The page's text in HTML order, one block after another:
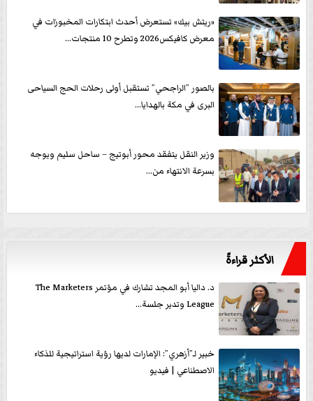
«ريتش بيك» تستعرض أحدث ابتكارات المخبوزات في
معرض كافيكس2026 وتطرح 10 منتجات...
بالصور ”الراجحي” تستقبل أولى رحلات الحج السياحى
البرى في مكة بالهدايا...
وزير النقل يتفقد محور أبوتيج – ساحل سليم ويوجه
بسرعة الانتهاء من...
الأكثر قراءةً
د. داليا أبو المجد تشارك في مؤتمر The Marketers
League وتدير جلسة...
خبير لـ”أزهري”: الإمارات لديها رؤية استراتيجية للذكاء
الاصطناعي | فيديو